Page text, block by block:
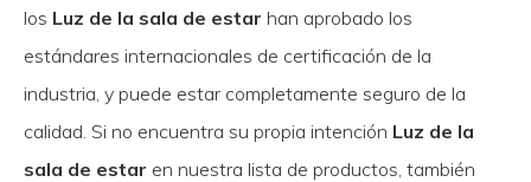
los Luz de la sala de estar han aprobado los
estándares internacionales de certificación de la
industria, y puede estar completamente seguro de la
calidad. Si no encuentra su propia intención Luz de la
sala de estar en nuestra lista de productos, también